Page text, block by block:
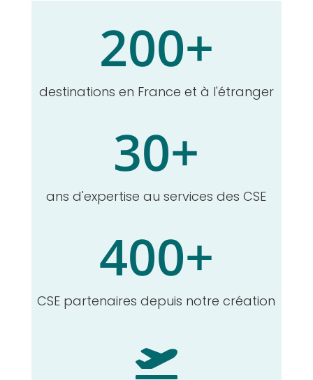
200+
destinations en France et à l'étranger
30+
ans d'expertise au services des CSE
400+
CSE partenaires depuis notre création
